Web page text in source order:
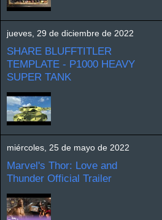
jueves, 29 de diciembre de 2022
SHARE BLUFFTITLER
TEMPLATE - P1000 HEAVY
SUPER TANK
miércoles, 25 de mayo de 2022
Marvel's Thor: Love and
Thunder Official Trailer